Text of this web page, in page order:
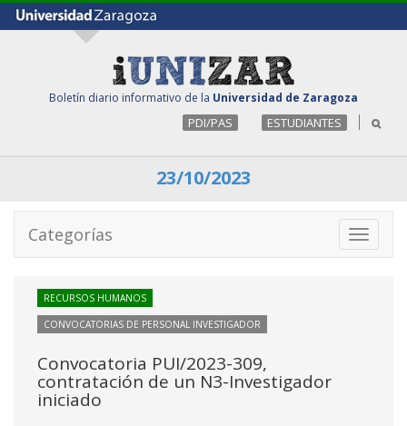
Boletín diario informativo de la Universidad de Zaragoza
PDI/PAS ESTUDIANTES
23/10/2023
Toggle
Categorías
RECURSOS HUMANOS
CONVOCATORIAS DE PERSONAL INVESTIGADOR
Convocatoria PUI/2023-309,
contratación de un N3-Investigador
iniciado